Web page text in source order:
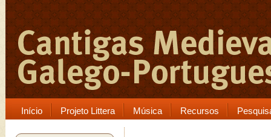
Início Projeto Littera Música Recursos